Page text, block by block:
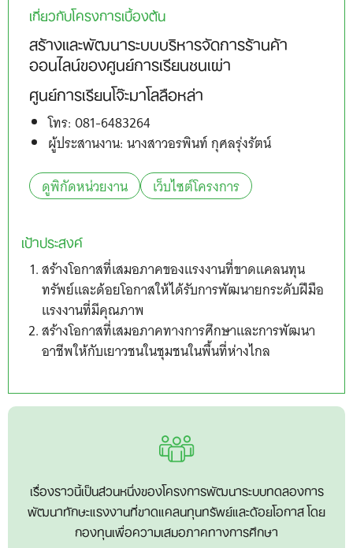
เกี่ยวกับโครงการเบื้องต้น
สร้างและพัฒนาระบบบริหารจัดการร้านค้า
ออนไลน์ของศูนย์การเรียนชนเผ่า
ศูนย์การเรียนโจ๊ะมาโลลือหล่า
โทร: 081-6483264
ผู้ประสานงาน: นางสาวอรพินท์ กุศลรุ่งรัตน์
ดูพิกัดหน่วยงาน
เว็บไซต์โครงการ
เป้าประสงค์
สร้างโอกาสที่เสมอภาคของแรงงานที่ขาดแคลนทุน
ทรัพย์และด้อยโอกาสให้ได้รับการพัฒนายกระดับฝีมือ
แรงงานที่มีคุณภาพ
สร้างโอกาสที่เสมอภาคทางการศึกษาและการพัฒนา
อาชีพให้กับเยาวชนในชุมชนในพื้นที่ห่างไกล
เรื่องราวนี้เป็นส่วนหนึ่งของโครงการพัฒนาระบบทดลองการ
พัฒนาทักษะแรงงานที่ขาดแคลนทุนทรัพย์และด้อยโอกาส โดย
กองทุนเพื่อความเสมอภาคทางการศึกษา